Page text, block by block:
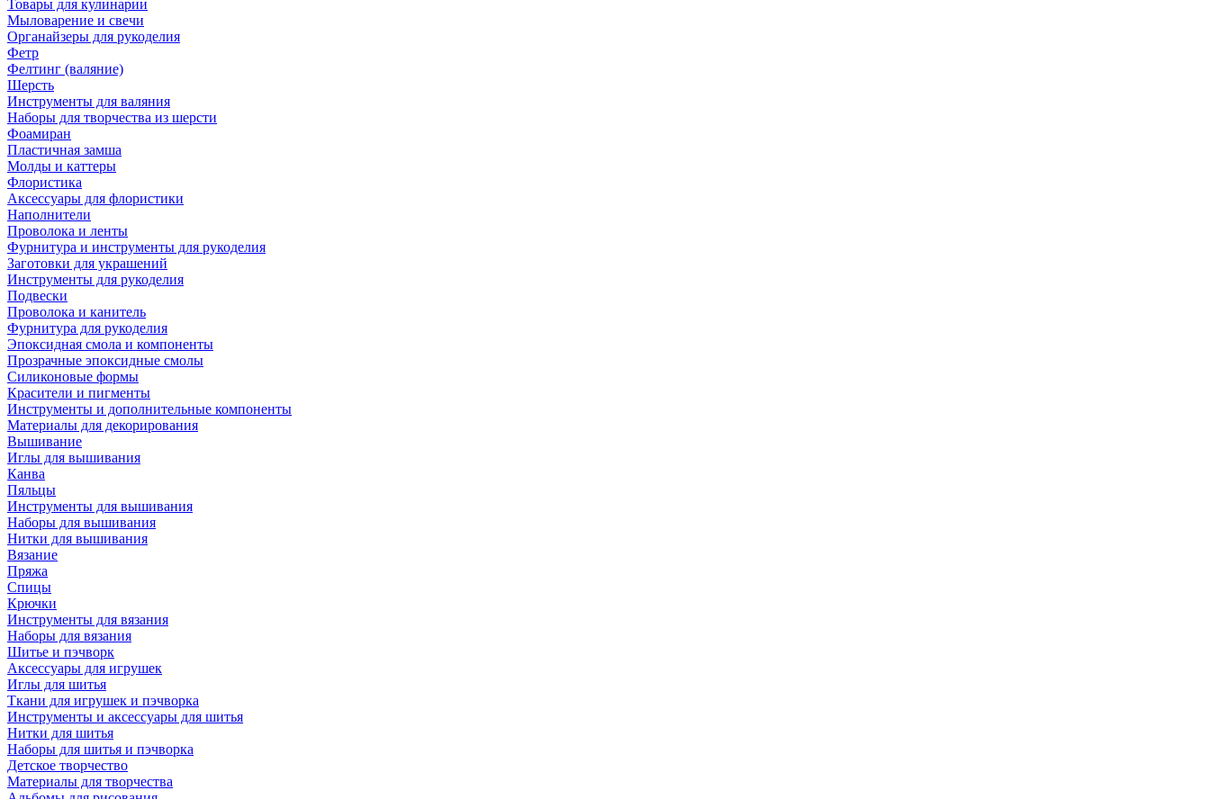
Товары для кулинарии
Мыловарение и свечи
Органайзеры для рукоделия
Фетр
Фелтинг (валяние)
Шерсть
Инструменты для валяния
Наборы для творчества из шерсти
Фоамиран
Пластичная замша
Молды и каттеры
Флористика
Аксессуары для флористики
Наполнители
Проволока и ленты
Фурнитура и инструменты для рукоделия
Заготовки для украшений
Инструменты для рукоделия
Подвески
Проволока и канитель
Фурнитура для рукоделия
Эпоксидная смола и компоненты
Прозрачные эпоксидные смолы
Силиконовые формы
Красители и пигменты
Инструменты и дополнительные компоненты
Материалы для декорирования
Вышивание
Иглы для вышивания
Канва
Пяльцы
Инструменты для вышивания
Наборы для вышивания
Нитки для вышивания
Вязание
Пряжа
Спицы
Крючки
Инструменты для вязания
Наборы для вязания
Шитье и пэчворк
Аксессуары для игрушек
Иглы для шитья
Ткани для игрушек и пэчворка
Инструменты и аксессуары для шитья
Нитки для шитья
Наборы для шитья и пэчворка
Детское творчество
Материалы для творчества